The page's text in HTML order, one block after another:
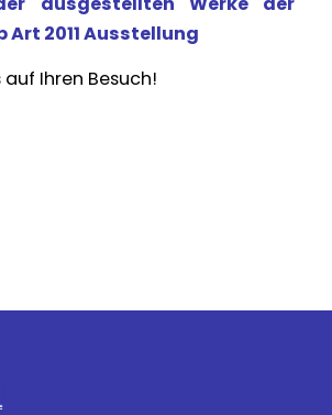
Art 2011 Ausstellung
Ihren Besuch!